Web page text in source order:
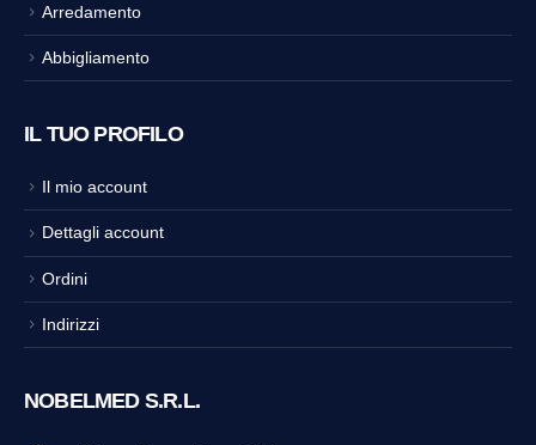
Arredamento
Abbigliamento
IL TUO PROFILO
Il mio account
Dettagli account
Ordini
Indirizzi
NOBELMED S.R.L.